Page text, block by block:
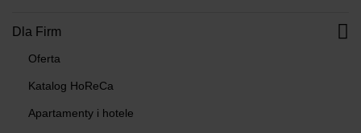
Dla Firm
Oferta
Katalog HoReCa
Apartamenty i hotele